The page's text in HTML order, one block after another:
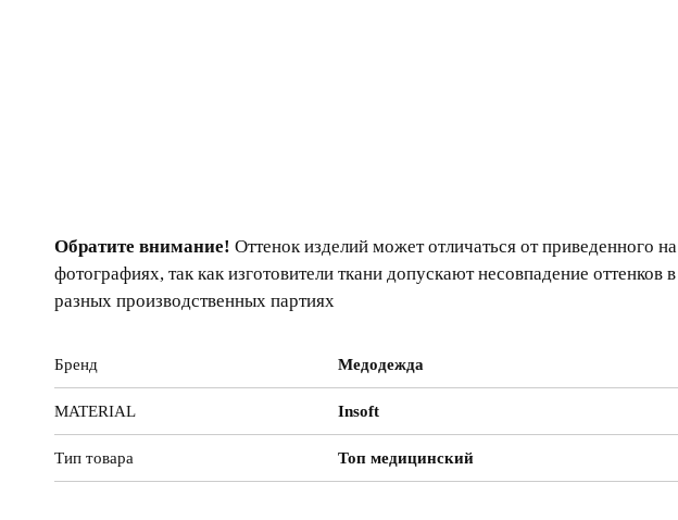
Обратите внимание! Оттенок изделий может отличаться от приведенного на
фотографиях, так как изготовители ткани допускают несовпадение оттенков в
разных производственных партиях
Бренд Медодежда
MATERIAL Insoft
Тип товара Топ медицинский